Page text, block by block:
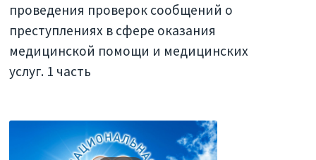
проведения проверок сообщений о
преступлениях в сфере оказания
медицинской помощи и медицинских
услуг. 1 часть